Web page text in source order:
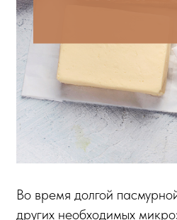
Во время долгой
других необходимых